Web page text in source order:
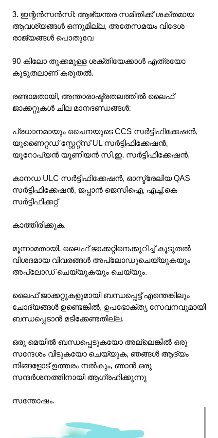
3. ഇന്റൻസൻസി: ആഭ്യന്തര സമിതിക്ക് ശക്തമായ
ആവശ്യങ്ങൾ ഒന്നുമില്ല, അതേസമയം വിദേശ
രാജ്യങ്ങൾ പൊതുവേ
90 കിലോ തൂക്കമുള്ള ശക്തിയേക്കാൾ എത്രയോ
കൂടുതലാണ് കരുതൽ.
രണ്ടാമതായി, അന്താരാഷ്ട്രതലത്തിൽ ലൈഫ്
ജാക്കറ്റുകൾ ചില മാനദണ്ഡങ്ങൾ:
പ്രധാനമായും ചൈനയുടെ CCS സർട്ടിഫിക്കേഷൻ,
യുണൈറ്റഡ് സ്റ്റേറ്റ്സ് UL സർട്ടിഫിക്കേഷൻ,
യൂറോപ്യൻ യൂണിയൻ സി.ഇ. സർട്ടിഫിക്കേഷൻ,
കാനഡ ULC സർട്ടിഫിക്കേഷൻ, ഓസ്ട്രേലിയ QAS
സർട്ടിഫിക്കേഷൻ, ജപ്പാൻ ജെസിഐ, എച്ച്.കെ
സർട്ടിഫിക്കറ്റ്
കാത്തിരിക്കുക.
മൂന്നാമതായി, ലൈഫ് ജാക്കറ്റിനെക്കുറിച്ച് കൂടുതൽ
വിശദമായ വിവരങ്ങൾ അപ്ലോഡുചെയ്യുകയും
അപ്ലോഡ് ചെയ്യുകയും ചെയ്യും.
ലൈഫ് ജാക്കറ്റുകളുമായി ബന്ധപ്പെട്ട് എന്തെങ്കിലും
ചോദ്യങ്ങൾ ഉണ്ടെങ്കിൽ, ഉപഭോക്തൃ സേവനവുമായി
ബന്ധപ്പെടാൻ മടിക്കേണ്ടതില്ല.
ഒരു മെയിൽ ബന്ധപ്പെടുകയോ അല്ലെങ്കിൽ ഒരു
സന്ദേശം വിടുകയോ ചെയ്യുക, ഞങ്ങൾ ആദ്യം
നിങ്ങളോട് ഉത്തരം നൽകും, ഞാൻ ഒരു
സന്ദർശനത്തിനായി ആഗ്രഹിക്കുന്നു
സന്തോഷം.